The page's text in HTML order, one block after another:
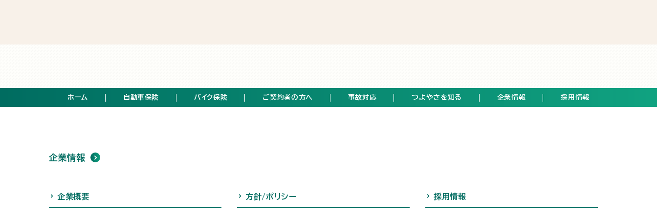
ホーム 自動車保険 バイク保険 ご契約者の方へ 事故対応 つよやさを知る 企業情報 採用情報
企業情報
企業概要 方針/ポリシー 採用情報